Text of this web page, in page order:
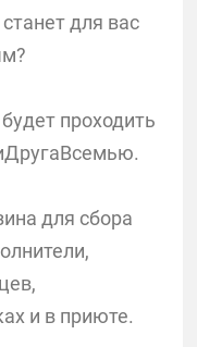
для вас
проходить
для сбора
и в приюте.